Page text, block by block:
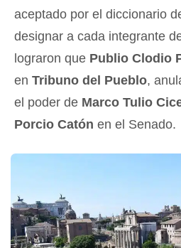
aceptado por el diccionario
designar a cada integrante
lograron que Publio Clodio
en Tribuno del Pueblo,
el poder de Marco Tulio
Porcio Catón en el Senado.